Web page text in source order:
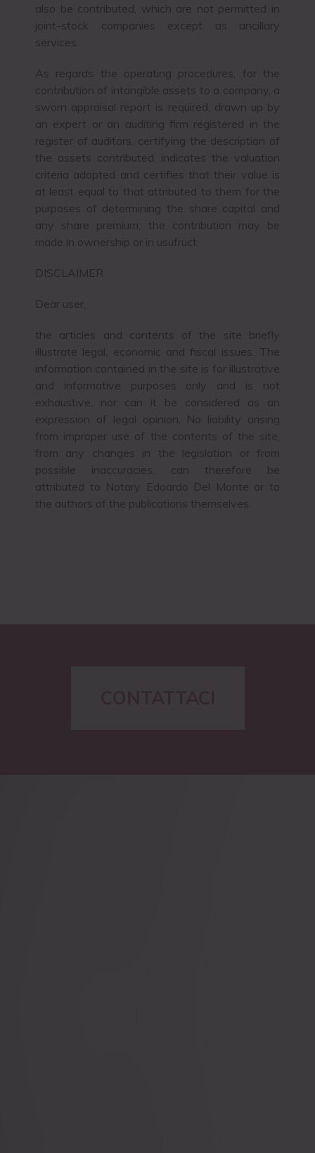
also be contributed, which are not permitted in
joint-stock companies except as ancillary
services.
As regards the operating procedures, for the
contribution of intangible assets to a company, a
sworn appraisal report is required, drawn up by
an expert or an auditing firm registered in the
register of auditors, certifying the description of
the assets contributed, indicates the valuation
criteria adopted and certifies that their value is
at least equal to that attributed to them for the
purposes of determining the share capital and
any share premium; the contribution may be
made in ownership or in usufruct.
DISCLAIMER
Dear user,
the articles and contents of the site briefly
illustrate legal, economic and fiscal issues. The
information contained in the site is for illustrative
and informative purposes only and is not
exhaustive, nor can it be considered as an
expression of legal opinion. No liability arising
from improper use of the contents of the site,
from any changes in the legislation or from
possible inaccuracies, can therefore be
attributed to Notary Edoardo Del Monte or to
the authors of the publications themselves.